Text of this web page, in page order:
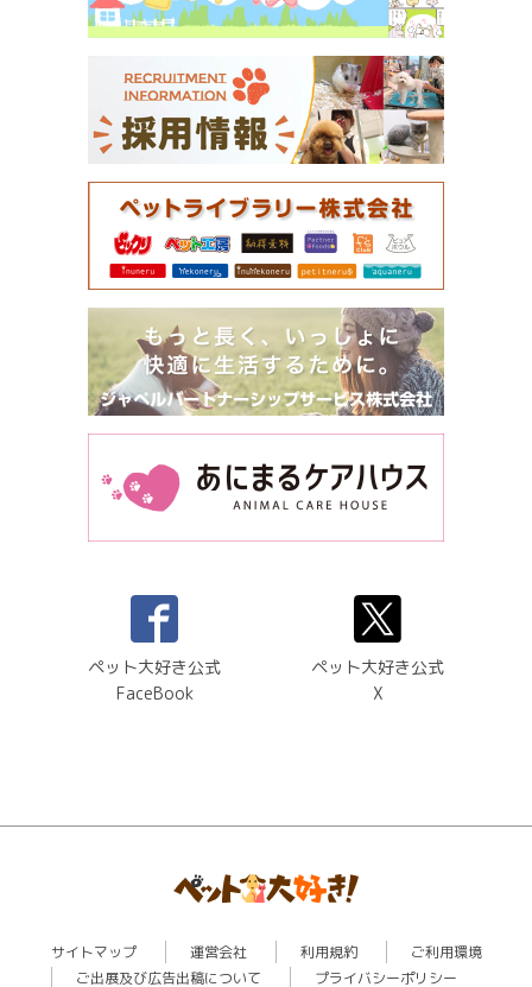
ペット大好き公式
FaceBook
ペット大好き公式
X
サイトマップ 運営会社 利用規約
ご利用環境
ご出展及び広告出稿について
プライバシーポリシー